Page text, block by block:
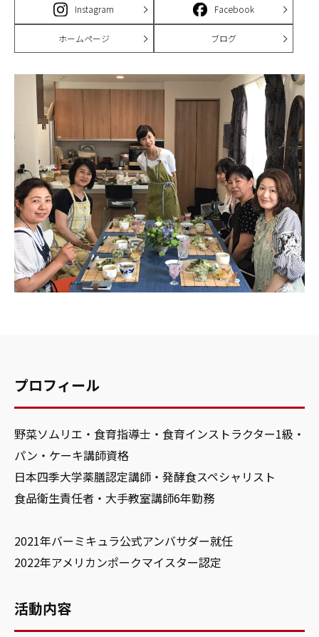
Instagram Facebook
ホームページ ブログ
プロフィール
野菜ソムリエ・食育指導士・食育インストラクター1級・
パン・ケーキ講師資格
日本四季大学薬膳認定講師・発酵食スペシャリスト
食品衛生責任者・大手教室講師6年勤務
2021年バーミキュラ公式アンバサダー就任
2022年アメリカンポークマイスター認定
活動内容